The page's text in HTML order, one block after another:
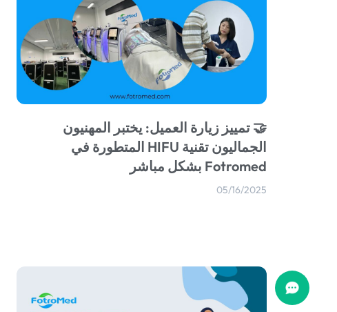
🤝 تمييز زيارة العميل: يختبر المهنيون
الجماليون تقنية HIFU المتطورة في
Fotromed بشكل مباشر
05/16/2025